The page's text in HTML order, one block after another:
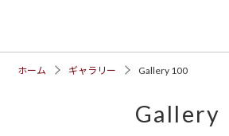
ホーム ギャラリー Gallery 100
Gallery